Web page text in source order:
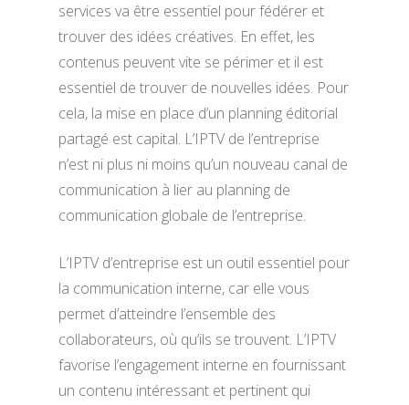
services va être essentiel pour fédérer et
trouver des idées créatives. En effet, les
contenus peuvent vite se périmer et il est
essentiel de trouver de nouvelles idées. Pour
cela, la mise en place d’un planning éditorial
partagé est capital. L’IPTV de l’entreprise
n’est ni plus ni moins qu’un nouveau canal de
communication à lier au planning de
communication globale de l’entreprise.
L’IPTV d’entreprise est un outil essentiel pour
la communication interne, car elle vous
permet d’atteindre l’ensemble des
collaborateurs, où qu’ils se trouvent. L’IPTV
favorise l’engagement interne en fournissant
un contenu intéressant et pertinent qui